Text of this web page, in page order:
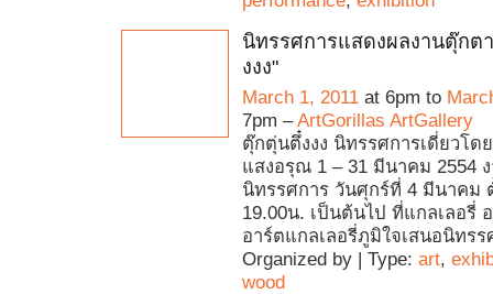
นิทรรศการแสดงผลงานตุ๊กต
งงง"
March 1, 2011 at 6pm to
7pm –ArtGorillas ArtGallery
ตุ๊กตุ่นตึ๋งงง นิทรรศการเดี่ยว​โด
แสงอรุณ 1 – 31 มีนาคม 2554
นิทรรศการ วันศุกร์ที่ 4 มีนาคม
19.00น. เป็นต้นไป ที่แกลเลอรี่
อาร์ตแกลเลอรี่ภูมิใจเสนอนิทรร
Organized by | Type: art,
wood